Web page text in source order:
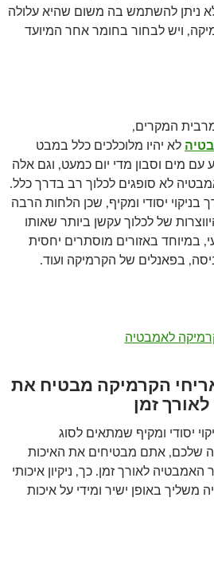
ניתן להשתמש בה משום שהיא עלולה
ויש לבחור בחומר אחר המיועד
המקרים,
לא יהיו מלוכלכים כלל במבט
מים וסבון מדי יום כמעט, וגם אלה
לא סופגים לכלוך רב בדרך כלל.
יסודי ומקיף, שכן הלחות הרבה
של לכלוך עקשן ביותר שאותו
במיוחד באזורים מוסתרים יחסית
בפאנלים של הקרמיקה ועוד.
אריחי הקרמיקה מבטיח את
זמן
יסודי ומקיף שמתאים לסוג
שלכם, אתם מבטיחים את האיכות
לאורך זמן. כך, ניקיון איכותי
משליך באופן ישיר ומידי על איכות